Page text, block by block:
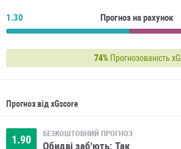
1.30 Прогноз на рахунок
74%Прогнозованість xG
Прогноз від xGscore
1.90 БЕЗКОШТОВНИЙ ПРОГНОЗ
Обидві заб'ють: Так